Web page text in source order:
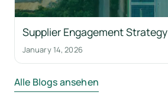
Supplier Engagement Strategy
January 14, 2026
Alle Blogs ansehen